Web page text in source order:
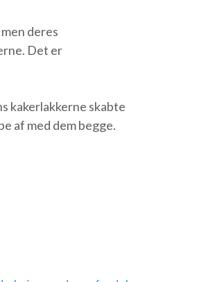
deres
Det er
kakerlakkerne skabte
af med dem begge.